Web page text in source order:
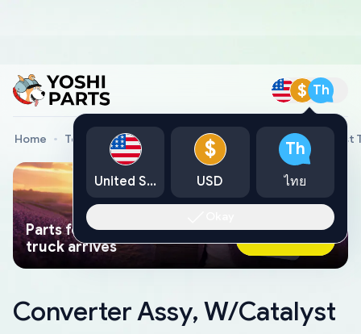
$ Th
Home Toyota Genuine Parts Converter Assy, W/Catalyst
Parts found faster than a tow
truck arrives
Ask AI Now
Converter Assy, W/Catalyst
United States
$
USD
Th
ไทย